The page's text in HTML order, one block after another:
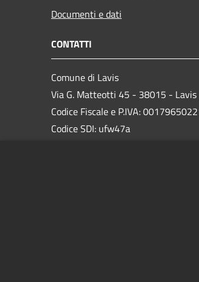
Documenti e dati
CONTATTI
Comune di Lavis
Via G. Matteotti 45 - 38015 - Lavis
Codice Fiscale e P.IVA:
Codice SDI: ufw47a